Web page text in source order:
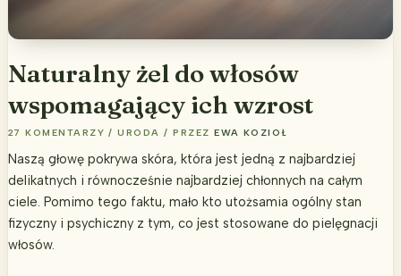
Naturalny żel do włosów
wspomagający ich wzrost
27 KOMENTARZY /URODA / PRZEZEWA KOZIOŁ
Naszą głowę pokrywa skóra, która jest jedną z najbardziej
delikatnych i równocześnie najbardziej chłonnych na całym
ciele. Pomimo tego faktu, mało kto utożsamia ogólny stan
fizyczny i psychiczny z tym, co jest stosowane do pielęgnacji
włosów.